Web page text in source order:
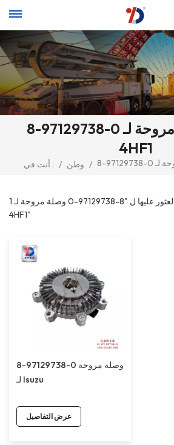
8-97129738-0 وصلة مروحة لـ Isuzu
4HF1
أنت في : / وطن /
1 النتائج التي تم العثور عليها ل "8-97129738-0 وصلة مروحة لـ Isuzu
4HF1"
8-97129738-0 وصلة مروحة
لـ Isuzu
عرض التفاصيل